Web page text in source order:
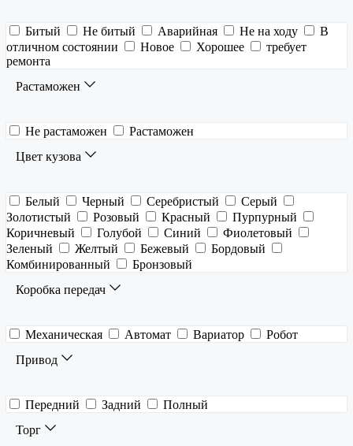
Битый Не битый Аварийная Не на ходу
В
отличном состоянии
Новое Хорошее
требует
ремонта
Растаможен
Не растаможен
Растаможен
Цвет кузова
Белый Черный Серебристый
Серый
Золотистый
Розовый Красный
Пурпурный
Коричневый
Голубой Синий
Фиолетовый
Зеленый
Желтый Бежевый
Бордовый
Комбинированный
Бронзовый
Коробка передач
Механическая Автомат Вариатор
Робот
Привод
Передний Задний
Полный
Торг